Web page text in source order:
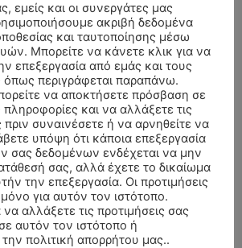
- Advertisment -
εμείς και οι συνεργάτες μας
ακριβή δεδομένα
και ταυτοποίησης μέσω
Μπορείτε να κάνετε κλικ για να
επεξεργασία από εμάς και τους
όπως περιγράφεται παραπάνω.
να αποκτήσετε πρόσβαση σε
πληροφορίες και να αλλάξετε τις
πριν συναινέσετε ή να αρνηθείτε να
υπόψη ότι κάποια επεξεργασία
σας δεδομένων ενδέχεται να μην
σας, αλλά έχετε το δικαίωμα
την επεξεργασία. Οι προτιμήσεις
για αυτόν τον ιστότοπο.
αλλάξετε τις προτιμήσεις σας
αυτόν τον ιστότοπο ή
πολιτική απορρήτου μας..